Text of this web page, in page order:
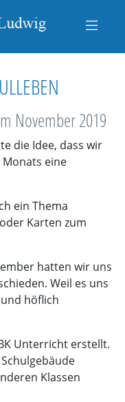
November 2019
die Idee, dass wir
eine
ein Thema
Karten zum
hatten wir uns
Weil es uns
höflich
Unterricht erstellt.
Klassen